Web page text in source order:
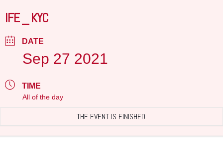
IFE _ KYC
DATE
Sep 27 2021
TIME
All of the day
THE EVENT IS FINISHED.